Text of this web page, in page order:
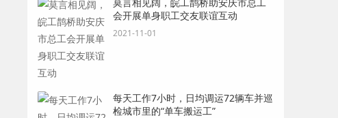
会开展单身职工交友联谊互动
2021-11-01
每天工作7小时，日均调运72辆车并巡
检城市里的“单车搬运工”